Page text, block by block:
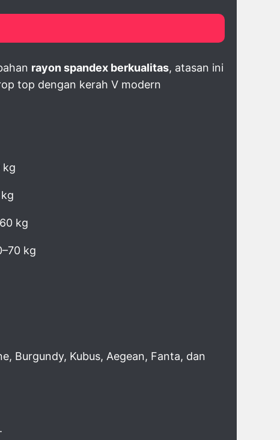
rayon spandex berkualitas, atasan ini
top dengan kerah V modern
kg
kg
kg
Burgundy, Kubus, Aegean, Fanta, dan